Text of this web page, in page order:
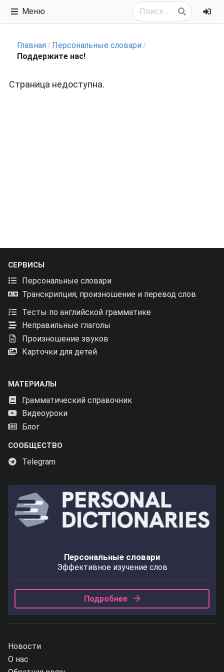
Меню
Главная/ Персональные словари/
Поддержите нас!
Страница недоступна.
СЕРВИСЫ
Персональные словари
Транскрипция, произношение и перевод слов
Тесты по английской грамматике
Неправильные глаголы
Произношение звуков
Карточки для детей
МАТЕРИАЛЫ
Грамматический справочник
Видеоуроки
Блог
СООБЩЕСТВО
Telegram
Персональные словари
Эффективное изучение слов
Подробнее
Новости
О нас